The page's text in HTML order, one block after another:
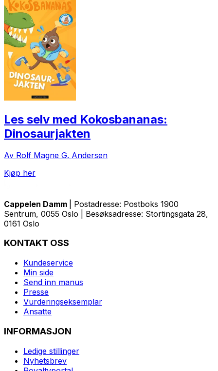
Les selv med Kokosbananas:
Dinosaurjakten
Av Rolf Magne G. Andersen
Kjøp her
Cappelen Damm
| Postadresse: Postboks 1900
Sentrum, 0055 Oslo | Besøksadresse: Stortingsgata 28,
0161 Oslo
KONTAKT OSS
Kundeservice
Min side
Send inn manus
Presse
Vurderingseksemplar
Ansatte
INFORMASJON
Ledige stillinger
Nyhetsbrev